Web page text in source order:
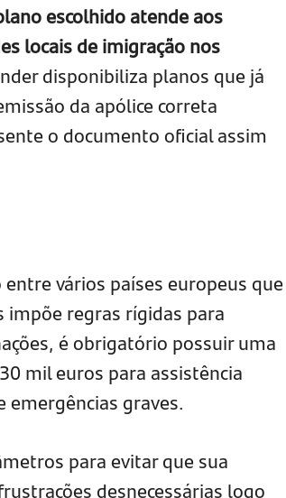
escolhido atende aos
locais de imigração nos
disponibiliza planos que já
da apólice correta
o documento oficial assim
vários países europeus que
impõe regras rígidas para
é obrigatório possuir uma
mil euros para assistência
emergências graves.
para evitar que sua
desnecessárias logo